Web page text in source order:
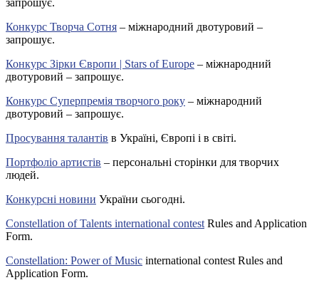
Конкурс Творча Сотня – міжнародний двотуровий –
запрошує.
Конкурс Зірки Європи | Stars of Europe – міжнародний
двотуровий – запрошує.
Конкурс Суперпремія творчого року – міжнародний
двотуровий – запрошує.
Просування талантів в Україні, Європі і в світі.
Портфоліо артистів – персональні сторінки для творчих
людей.
Конкурсні новини України сьогодні.
Constellation of Talents international contest Rules and Application
Form.
Constellation: Power of Music international contest Rules and
Application Form.